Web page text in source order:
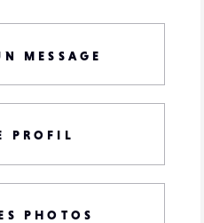
MESSAGE
PROFIL
PHOTOS